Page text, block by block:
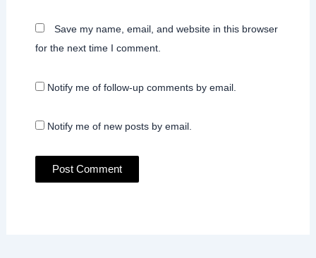
Save my name, email, and website in this browser
for the next time I comment.
Notify me of follow-up comments by email.
Notify me of new posts by email.